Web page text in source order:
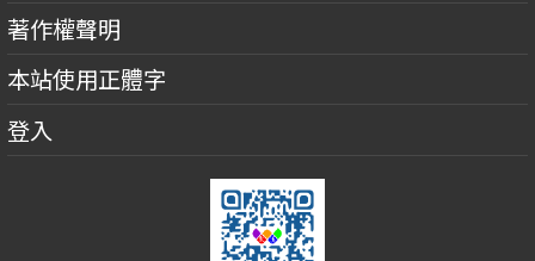
著作權聲明
本站使用正體字
登入